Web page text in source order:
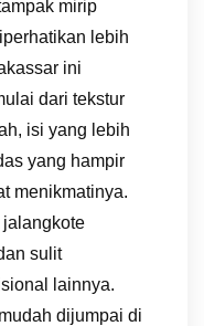
mirip
lebih
ini
dari tekstur
isi yang lebih
yang hampir
menikmatinya.
jalangkote
sulit
lainnya.
dijumpai di